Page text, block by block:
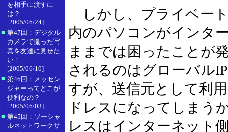
を相手に渡すに
は？
[2005/06/24]
■ 第47回：デジタル
カメラで撮った写
真を友達に見せた
い！
[2005/06/10]
■ 第46回：メッセン
ジャーってどこが
便利なの？
[2005/06/03]
■ 第45回：ソーシャ
ルネットワークサ
しかし、プライベー
内のパソコンがインタ
ままでは困ったことが
されるのはグローバル
すが、送信元として利
ドレスになってしまう
レスはインターネット